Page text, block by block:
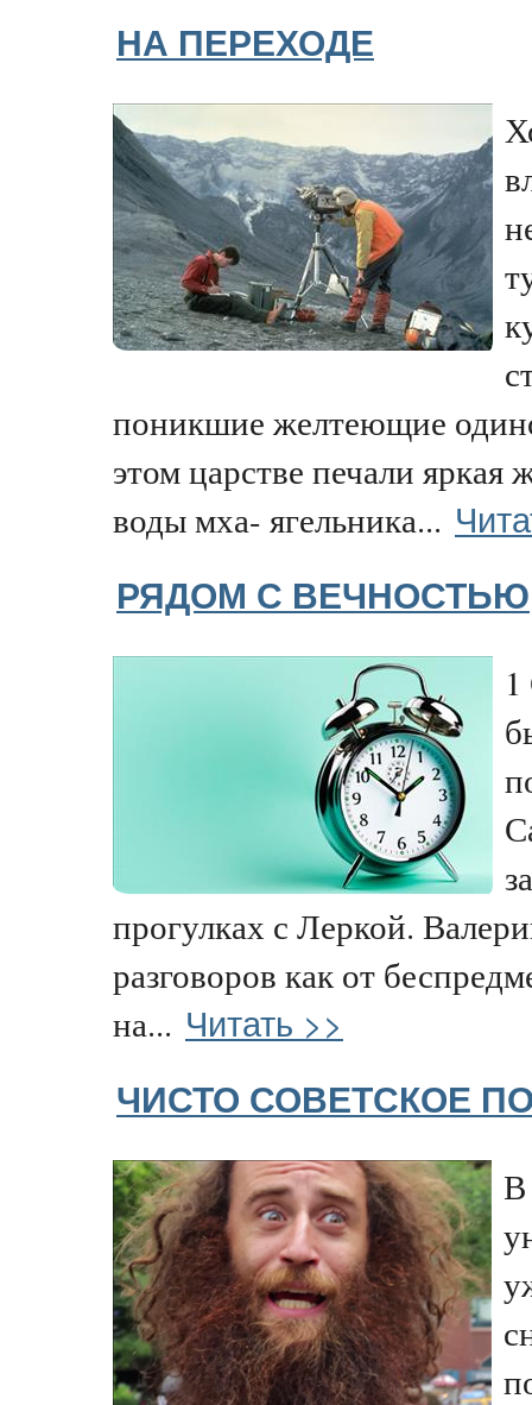
НА ПЕРЕХОДЕ
поникшие желтеющие
этом царстве печали яркая
воды мха- ягельника...
РЯДОМ С ВЕЧНОСТЬЮ
прогулках с Леркой.
разговоров как от
на... Читать >>
ЧИСТО СОВЕТСКОЕ
В